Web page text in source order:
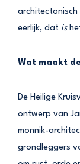
architectonisch
eerlijk, dat is
Wat maakt
De Heilige
ontwerp van
monnik-
grondleggers